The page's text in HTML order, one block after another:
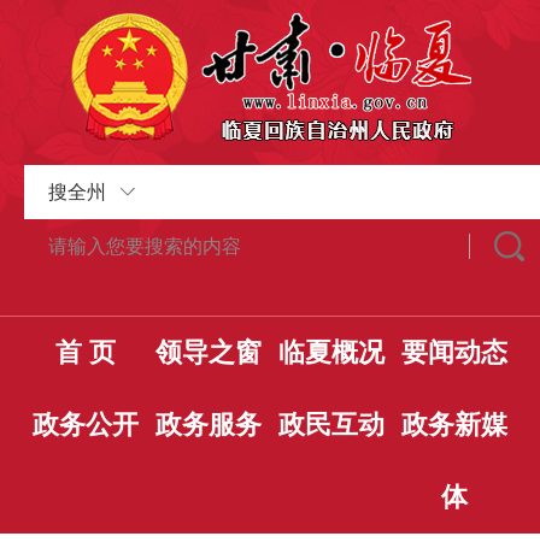
搜全州
首 页 领导之窗 临夏概况 要闻动态
政务公开 政务服务 政民互动 政务新媒
体